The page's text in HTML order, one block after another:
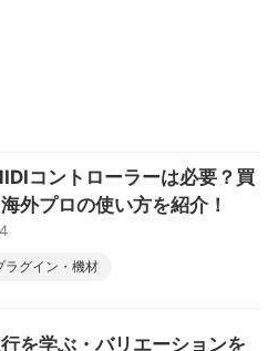
コントローラーは必要？買
外プロの使い方を紹介！
ラグイン・機材
を学ぶ・バリエーションを